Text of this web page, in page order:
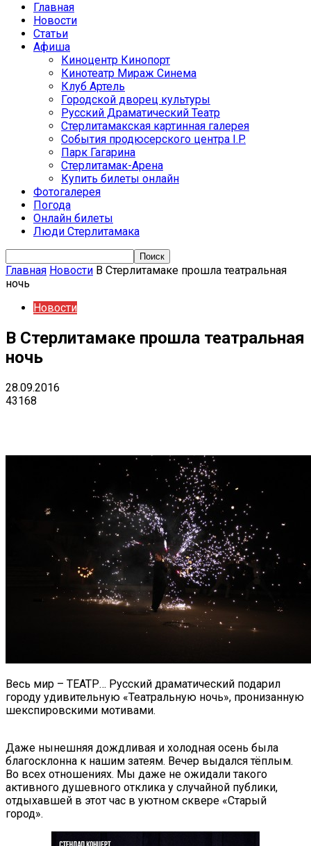
Главная
Новости
Статьи
Афиша
Киноцентр Кинопорт
Кинотеатр Мираж Синема
Клуб Артель
Городской дворец культуры
Русский Драматический Театр
Стерлитамакская картинная галерея
События продюсерского центра I.P.
Парк Гагарина
Стерлитамак-Арена
Купить билеты онлайн
Фотогалерея
Погода
Онлайн билеты
Люди Стерлитамака
Главная Новости В Стерлитамаке прошла театральная
ночь
Новости
В Стерлитамаке прошла театральная
ночь
28.09.2016
43168
Весь мир – ТЕАТР… Русский драматический подарил
городу удивительную «Театральную ночь», пронизанную
шекспировскими мотивами.
Даже нынешняя дождливая и холодная осень была
благосклонна к нашим затеям. Вечер выдался тёплым.
Во всех отношениях. Мы даже не ожидали такого
активного душевного отклика у случайной публики,
отдыхавшей в этот час в уютном сквере «Старый
город».